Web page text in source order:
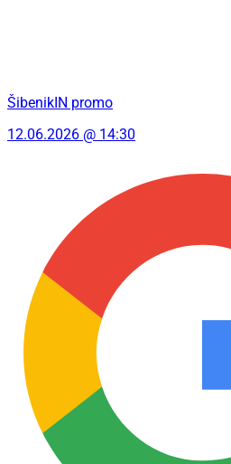
ŠibenikIN promo
12.06.2026 @ 14:30